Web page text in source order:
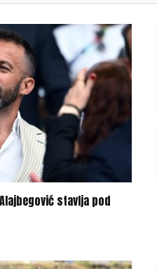
stavlja pod